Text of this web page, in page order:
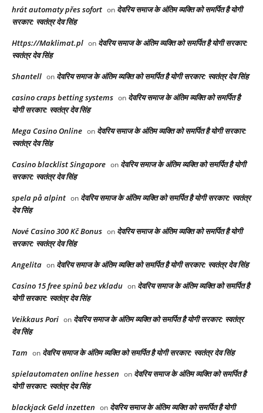
hrát automaty přes sofort on देवरिय समाज के अंतिम व्यक्ति को समर्पित है योगी
सरकार: स्वतंत्र देव सिंह
Https://Maklimat.pl on देवरिय समाज के अंतिम व्यक्ति को समर्पित है योगी सरकार:
स्वतंत्र देव सिंह
Shantell on देवरिय समाज के अंतिम व्यक्ति को समर्पित है योगी सरकार: स्वतंत्र देव सिंह
casino craps betting systems on देवरिय समाज के अंतिम व्यक्ति को समर्पित है
योगी सरकार: स्वतंत्र देव सिंह
Mega Casino Online on देवरिय समाज के अंतिम व्यक्ति को समर्पित है योगी सरकार:
स्वतंत्र देव सिंह
Casino blacklist Singapore on देवरिय समाज के अंतिम व्यक्ति को समर्पित है योगी
सरकार: स्वतंत्र देव सिंह
spela på alpint on देवरिय समाज के अंतिम व्यक्ति को समर्पित है योगी सरकार: स्वतंत्र
देव सिंह
Nové Casino 300 Kč Bonus on देवरिय समाज के अंतिम व्यक्ति को समर्पित है योगी
सरकार: स्वतंत्र देव सिंह
Angelita on देवरिय समाज के अंतिम व्यक्ति को समर्पित है योगी सरकार: स्वतंत्र देव सिंह
Casino 15 free spinů bez vkladu on देवरिय समाज के अंतिम व्यक्ति को समर्पित है
योगी सरकार: स्वतंत्र देव सिंह
Veikkaus Pori on देवरिय समाज के अंतिम व्यक्ति को समर्पित है योगी सरकार: स्वतंत्र
देव सिंह
Tam on देवरिय समाज के अंतिम व्यक्ति को समर्पित है योगी सरकार: स्वतंत्र देव सिंह
spielautomaten online hessen on देवरिय समाज के अंतिम व्यक्ति को समर्पित है
योगी सरकार: स्वतंत्र देव सिंह
blackjack Geld inzetten on देवरिय समाज के अंतिम व्यक्ति को समर्पित है योगी